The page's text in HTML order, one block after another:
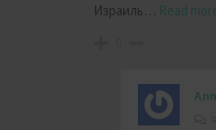
Израиль… Read